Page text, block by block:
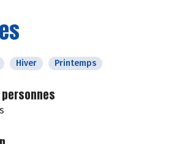
Hiver Printemps
personnes